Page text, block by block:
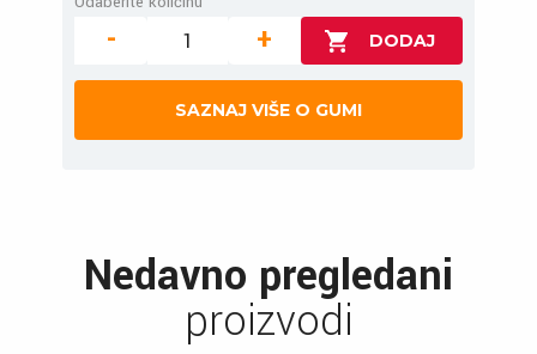
- +
SAZNAJ VIŠE O GUMI
Nedavno pregledani
proizvodi